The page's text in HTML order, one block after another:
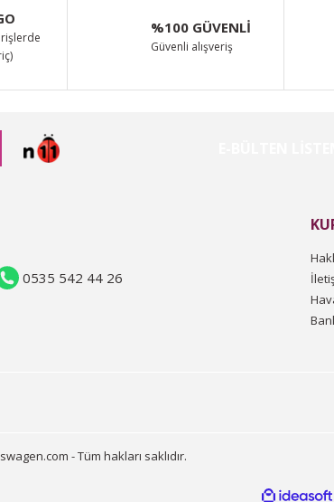
eksik bilgiler bulunuyor.
bulunuyor.
daha pahalı.
%100 GÜVENLİ
Güvenli alışveriş
0535 542 44 26
- Tüm hakları saklıdır.